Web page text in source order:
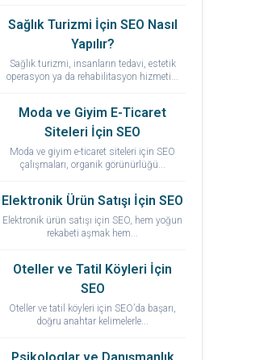
Sağlık Turizmi İçin SEO Nasıl
Yapılır?
Sağlık turizmi, insanların tedavi, estetik
operasyon ya da rehabilitasyon hizmeti...
Moda ve Giyim E-Ticaret
Siteleri İçin SEO
Moda ve giyim e-ticaret siteleri için SEO
çalışmaları, organik görünürlüğü...
Elektronik Ürün Satışı İçin SEO
Elektronik ürün satışı için SEO, hem yoğun
rekabeti aşmak hem...
Oteller ve Tatil Köyleri İçin
SEO
Oteller ve tatil köyleri için SEO’da başarı,
doğru anahtar kelimelerle...